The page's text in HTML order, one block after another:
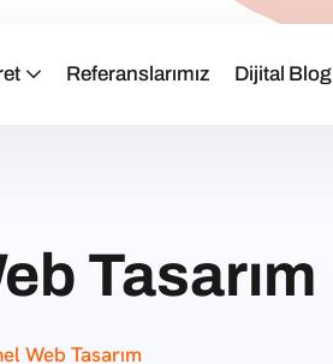
Referanslarımız Dijital Blog
Tasarım
Web Tasarım